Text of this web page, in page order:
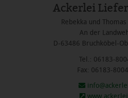
Ackerlei
Rebekka und Thomas
An der
D-63486 Bruchköbel-
Tel.: 06183-
Fax: 06183-